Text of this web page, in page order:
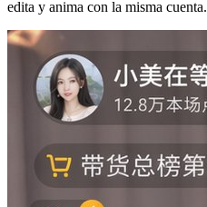
edita y anima con la misma cuenta.